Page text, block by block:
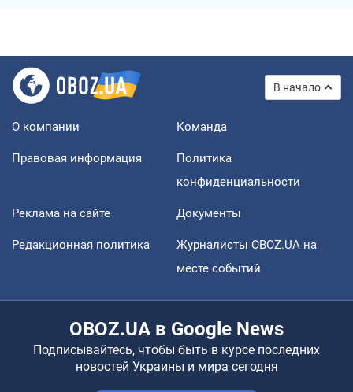
В начало
О компании Команда
Правовая информация
Политика
конфиденциальности
Реклама на сайте Документы
Редакционная политика
Журналисты OBOZ.UA на
месте событий
OBOZ.UA в Google News
Подписывайтесь, чтобы быть в курсе последних
новостей Украины и мира сегодня